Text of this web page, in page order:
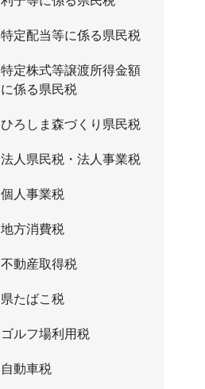
特定配当等に係る県民税
特定株式等譲渡所得金額
に係る県民税
ひろしま森づくり県民税
法人県民税・法人事業税
個人事業税
地方消費税
不動産取得税
県たばこ税
ゴルフ場利用税
自動車税